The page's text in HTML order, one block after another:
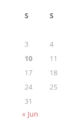
S S
3
4
10
11
17
18
24
25
31
« Jun